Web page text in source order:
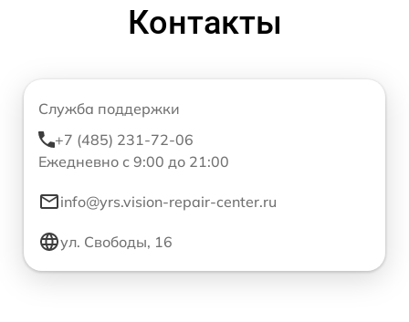
Контакты
Служба поддержки
+7 (485) 231-72-06
Ежедневно с 9:00 до 21:00
info@yrs.vision-repair-center.ru
ул. Свободы, 16